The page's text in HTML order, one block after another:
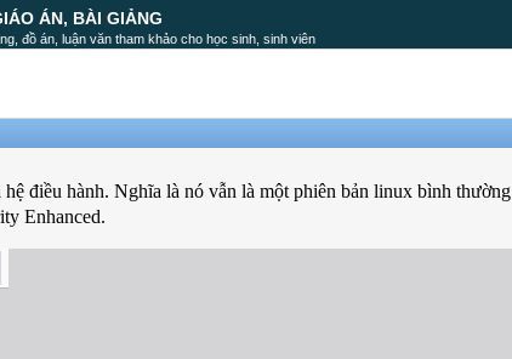
ÁN, BÀI GIẢNG
đồ án, luận văn tham khảo cho học sinh, sinh viên
điều hành. Nghĩa là nó vẫn là một phiên bản linux bình thường
Enhanced.